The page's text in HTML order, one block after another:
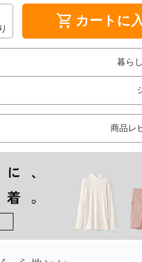
shopping_cart カートに
暮ら
商品レ